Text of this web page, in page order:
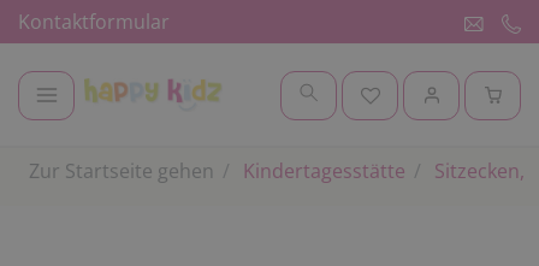
Kontaktformular
Zur Startseite gehen Kindertagesstätte Sitzecken,